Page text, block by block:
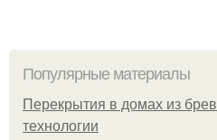
Популярные материалы
Перекрытия в домах из
технологии